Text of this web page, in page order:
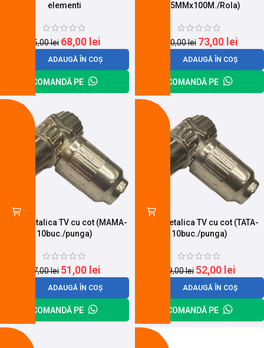
elementi
85,00lei 68,00 lei
ADAUGĂ ÎN COȘ
COMANDĂ PE
0.75MMx100M./Rola)
100,00lei 73,00 lei
ADAUGĂ ÎN COȘ
COMANDĂ PE
Mufa metalica TV cu cot (MAMA-
10buc./punga)
57,00lei 51,00 lei
ADAUGĂ ÎN COȘ
COMANDĂ PE
Mufa metalica TV cu cot (TATA-
10buc./punga)
69,00lei 52,00 lei
ADAUGĂ ÎN COȘ
COMANDĂ PE